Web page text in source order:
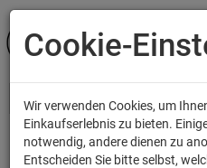
Cookie-
Wir verwenden Cookies, um
Einkaufserlebnis zu bieten.
notwendig, andere dienen zu
Entscheiden Sie bitte selbst,